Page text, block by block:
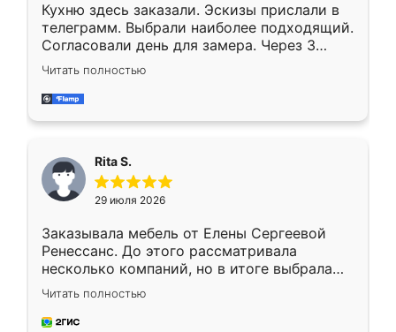
Кухню здесь заказали. Эскизы прислали в
телеграмм. Выбрали наиболее подходящий.
Согласовали день для замера. Через 3
недели кухня была уже готова. Остались
довольны работой. Спасибо Ренессанс
мебель за качественную работу!
Читать полностью
Rita S.
29 июля 2026
Заказывала мебель от Елены Сергеевой
Ренессанс. До этого рассматривала
несколько компаний, но в итоге выбрала
эту. Сначала обговорили условия, потом
приехал замерщик, всё спокойно объяснил
и снял размеры. Изготовили в срок, с
Читать полностью